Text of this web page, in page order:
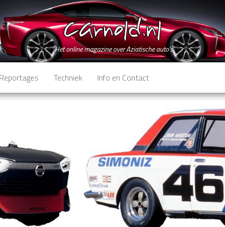
Het online magazine over Aziatische auto's
Reportages Techniek Info en Contact